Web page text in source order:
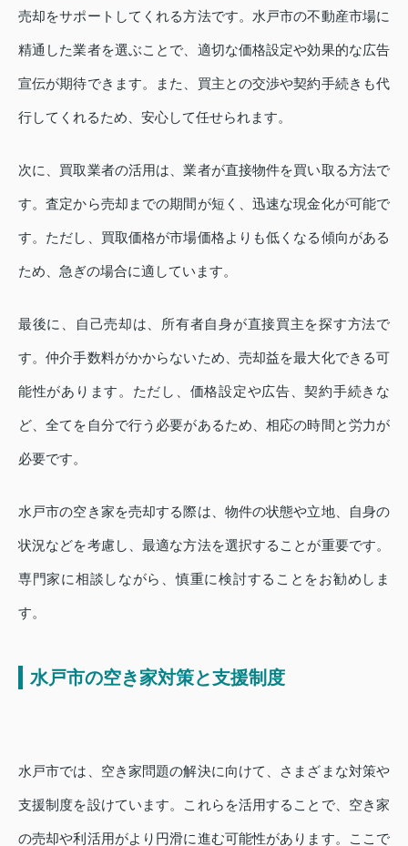
売却をサポートしてくれる方法です。水戸市の不動産市場に
精通した業者を選ぶことで、適切な価格設定や効果的な広告
宣伝が期待できます。また、買主との交渉や契約手続きも代
行してくれるため、安心して任せられます。
次に、買取業者の活用は、業者が直接物件を買い取る方法で
す。査定から売却までの期間が短く、迅速な現金化が可能で
す。ただし、買取価格が市場価格よりも低くなる傾向がある
ため、急ぎの場合に適しています。
最後に、自己売却は、所有者自身が直接買主を探す方法で
す。仲介手数料がかからないため、売却益を最大化できる可
能性があります。ただし、価格設定や広告、契約手続きな
ど、全てを自分で行う必要があるため、相応の時間と労力が
必要です。
水戸市の空き家を売却する際は、物件の状態や立地、自身の
状況などを考慮し、最適な方法を選択することが重要です。
専門家に相談しながら、慎重に検討することをお勧めしま
す。
水戸市の空き家対策と支援制度
水戸市では、空き家問題の解決に向けて、さまざまな対策や
支援制度を設けています。これらを活用することで、空き家
の売却や利活用がより円滑に進む可能性があります。ここで